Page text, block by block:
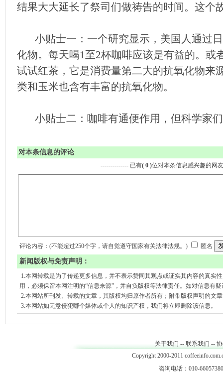
结果大大延长了祭司们做祷告的时间。这个
小贴士一：一个研究显示，美国人通过
化物。每天喝1至2杯咖啡应该是有益的。或
试试红茶，它是消费量第二大的抗氧化物来
类和玉米也含有丰富的抗氧化物。
小贴士二：咖啡有通便作用，但科学家
对本条信息的评论
-------------- 已有( 0 )位对本条信息感兴趣的网
评论内容：(不能超过250个字，请自觉遵守国家有关法律法规。) 匿名
新闻版权与免责声明：
1.本网转载是为了传递更多信息，并不表示赞同其观点或证实其内容的真实
用，必须保留本网注明的“信息来源”，并自负版权等法律责任。如对信息有
2.本网站所刊发、转载的文章，其版权均归原作者所有；附带版权声明的文
3.本网站如无意侵犯哪个媒体或个人的知识产权，我们将立即删除该信息。
关于我们 -- 联系我们 --
Copyright 2000-2011
咨询电话：010-